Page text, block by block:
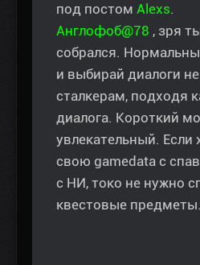
под постом Alexs.
Англофоб@78 , зря
собрался.
и выбирай диалоги
сталкерам, подходя
диалога. Короткий
увлекательный. Если
свою gamedata с
с НИ, токо не нужно
квестовые